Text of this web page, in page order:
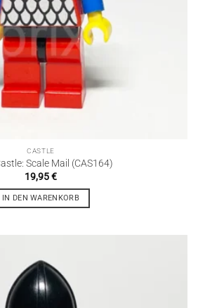
CASTLE
Scale Mail (CAS164)
19,95€
IN DEN WARENKORB